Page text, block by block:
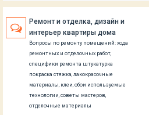
Ремонт и отделка, дизайн и
интерьер квартиры дома
Вопросы по ремонту помещений: хода
ремонтных и отделочных работ,
специфики ремонта штукатурка
покраска стяжка, лакокрасочные
материалы, клеи, обои используемые
технологии, советы мастеров,
отделочные материалы